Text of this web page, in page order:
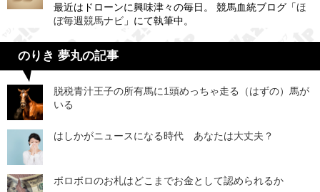
最近はドローンに興味津々の毎日。 競馬血統ブログ「ほ
ぼ毎週競馬ナビ 」にて執筆中。
のりき 夢丸の記事
脱税青汁王子の所有馬に1頭めっちゃ走る（はずの）馬が
いる
はしかがニュースになる時代 あなたは大丈夫？
ボロボロのお札はどこまでお金として認められるか